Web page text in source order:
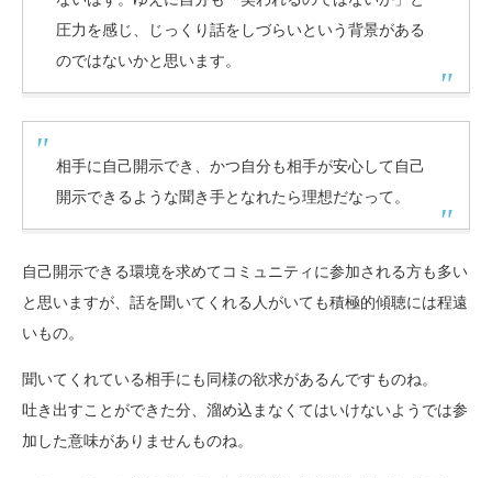
圧力を感じ、じっくり話をしづらいという背景がある
のではないかと思います。
相手に自己開示でき、かつ自分も相手が安心して自己
開示できるような聞き手となれたら理想だなって。
自己開示できる環境を求めてコミュニティに参加される方も多い
と思いますが、話を聞いてくれる人がいても積極的傾聴には程遠
いもの。
聞いてくれている相手にも同様の欲求があるんですものね。
吐き出すことができた分、溜め込まなくてはいけないようでは参
加した意味がありませんものね。